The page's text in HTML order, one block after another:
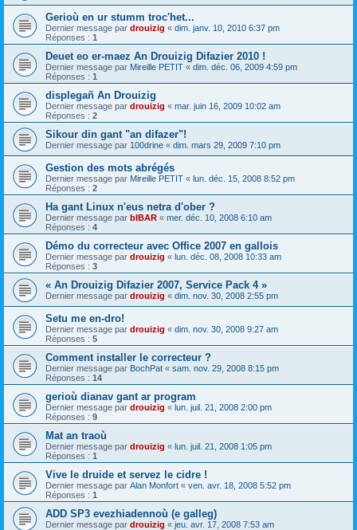
Gerioù en ur stumm troc'het...
Dernier message par drouizig « dim. janv. 10, 2010 6:37 pm
Réponses : 1
Deuet eo er-maez An Drouizig Difazier 2010 !
Dernier message par Mireille PETIT « dim. déc. 06, 2009 4:59 pm
Réponses : 1
displegañ An Drouizig
Dernier message par drouizig « mar. juin 16, 2009 10:02 am
Réponses : 2
Sikour din gant "an difazer"!
Dernier message par 100drine « dim. mars 29, 2009 7:10 pm
Gestion des mots abrégés
Dernier message par Mireille PETIT « lun. déc. 15, 2008 8:52 pm
Réponses : 2
Ha gant Linux n'eus netra d'ober ?
Dernier message par bIBAR « mer. déc. 10, 2008 6:10 am
Réponses : 4
Démo du correcteur avec Office 2007 en gallois
Dernier message par drouizig « lun. déc. 08, 2008 10:33 am
Réponses : 3
« An Drouizig Difazier 2007, Service Pack 4 »
Dernier message par drouizig « dim. nov. 30, 2008 2:55 pm
Setu me en-dro!
Dernier message par drouizig « dim. nov. 30, 2008 9:27 am
Réponses : 5
Comment installer le correcteur ?
Dernier message par BochPat « sam. nov. 29, 2008 8:15 pm
Réponses : 14
gerioù dianav gant ar program
Dernier message par drouizig « lun. juil. 21, 2008 2:00 pm
Réponses : 9
Mat an traoù
Dernier message par drouizig « lun. juil. 21, 2008 1:05 pm
Réponses : 1
Vive le druide et servez le cidre !
Dernier message par Alan Monfort « ven. avr. 18, 2008 5:52 pm
Réponses : 1
ADD SP3 evezhiadennoù (e galleg)
Dernier message par drouizig « jeu. avr. 17, 2008 7:53 am